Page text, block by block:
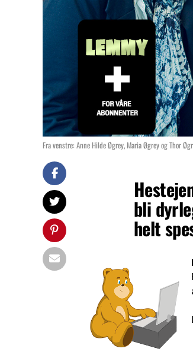
Fra venstre: Anne Hilde Øgrey, Maria Øgrey og Thor
bli
helt